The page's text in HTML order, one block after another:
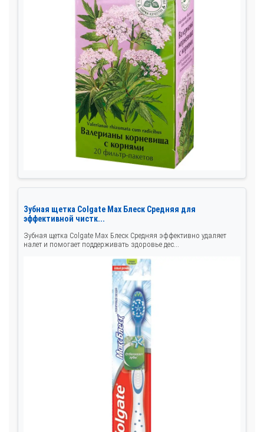
Зубная щетка Colgate Max Блеск Средняя для
эффективной чистк...
Зубная щетка Colgate Max Блеск Средняя эффективно удаляет
налет и помогает поддерживать здоровье дес...